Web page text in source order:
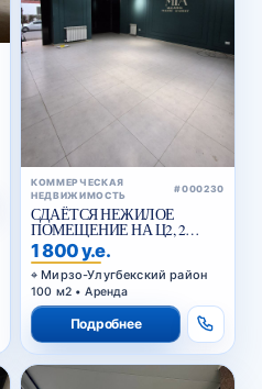
КОММЕРЧЕСКАЯ
НЕДВИЖИМОСТЬ
#000230
СДАЁТСЯ НЕЖИЛОЕ
ПОМЕЩЕНИЕ НА Ц2, 2
ЛИНИЯ ВДОЛЬ ДОРОГИ
1 800 у.е.
Мирзо-Улугбекский район
100 м2 • Аренда
Подробнее